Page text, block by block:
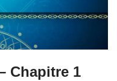
Chapitre 1